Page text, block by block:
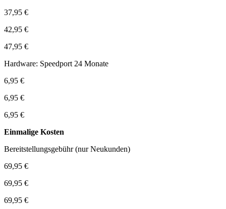
37,95 €
42,95 €
47,95 €
Hardware: Speedport 24 Monate
6,95 €
6,95 €
6,95 €
Einmalige Kosten
Bereitstellungsgebühr (nur Neukunden)
69,95 €
69,95 €
69,95 €